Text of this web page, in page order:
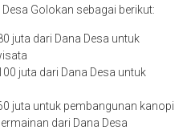
Golokan sebagai berikut:
juta dari Dana Desa untuk
juta dari Dana Desa untuk
juta untuk pembangunan kanopi
dari Dana Desa